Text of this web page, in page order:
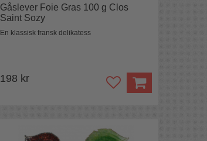
Gåslever Foie Gras 100 g Clos
Saint Sozy
En klassisk fransk delikatess
198 kr